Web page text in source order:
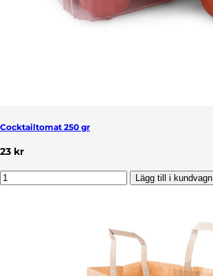
Cocktailtomat 250 gr
23 kr
Lägg till i kundvagn